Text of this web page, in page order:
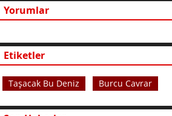
Yorumlar
Etiketler
Taşacak Bu Deniz Burcu Cavrar